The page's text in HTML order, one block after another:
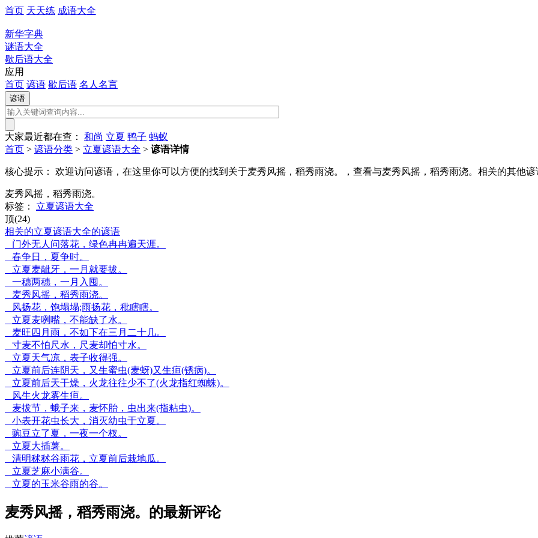
首页 天天练 成语大全
新华字典
谜语大全
歇后语大全
应用
首页 谚语 歇后语 名人名言
大家最近都在查： 和尚 立夏 鸭子 蚂蚁
首页 > 谚语分类 > 立夏谚语大全 > 谚语详情
核心提示： 欢迎访问谚语，在这里你可以方便的找到关于麦秀风摇，稻秀雨浇。，查看与麦秀风摇，稻秀雨浇。相关的其他谚
麦秀风摇，稻秀雨浇。
标签：
立夏谚语大全
顶(24)
相关的立夏谚语大全的谚语
门外无人问落花，绿色冉冉遍天涯。
春争日，夏争时。
立夏麦龇牙，一月就要拔。
一穗两穗，一月入囤。
麦秀风摇，稻秀雨浇。
风扬花，饱塌塌;雨扬花，秕瞎瞎。
立夏麦咧嘴，不能缺了水。
麦旺四月雨，不如下在三月二十几。
寸麦不怕尺水，尺麦却怕寸水。
立夏天气凉，表子收得强。
立夏前后连阴天，又生蜜虫(麦蚜)又生疸(锈病)。
立夏前后天干燥，火龙往往少不了(火龙指红蜘蛛)。
风生火龙雾生疸。
麦拔节，蛾子来，麦怀胎，虫出来(指粘虫)。
小表开花虫长大，消灭幼虫于立夏。
豌豆立了夏，一夜一个杈。
立夏大插薯。
清明秫秫谷雨花，立夏前后栽地瓜。
立夏芝麻小满谷。
立夏的玉米谷雨的谷。
麦秀风摇，稻秀雨浇。的最新评论